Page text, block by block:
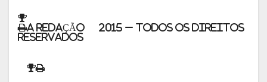
A REDAÇÃO © 2015 – Todos os direitos
reservados